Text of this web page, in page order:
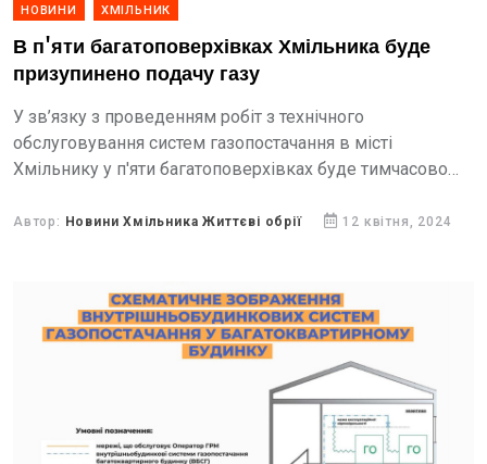
НОВИНИ ХМІЛЬНИК
В п'яти багатоповерхівках Хмільника буде
призупинено подачу газу
У зв’язку з проведенням робіт з технічного
обслуговування систем газопостачання в місті
Хмільнику у п'яти багатоповерхівках буде тимчасово
Автор: Новини Хмільника Життєві обрії 12 квітня, 2024